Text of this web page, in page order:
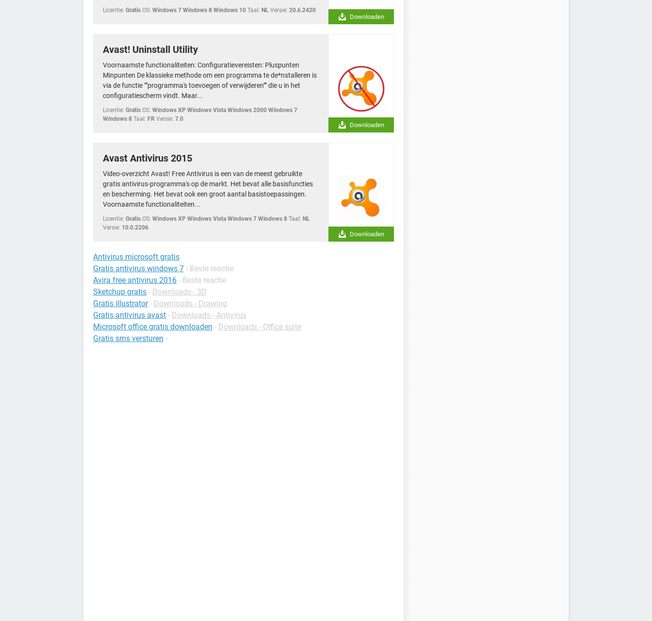
Licentie: Gratis OS: Windows 7 Windows 8 Windows 10 Taal: NL Versie: 20.6.2420
Downloaden
Avast! Uninstall Utility
Voornaamste functionaliteiten: Configuratievereisten: Pluspunten
Minpunten De klassieke methode om een programma te de*nstalleren is
via de functie ""programma's toevoegen of verwijderen"" die u in het
configuratiescherm vindt. Maar...
Licentie: Gratis OS: Windows XP Windows Vista Windows 2000 Windows 7
Windows 8 Taal: FR Versie: 7.0
Downloaden
Avast Antivirus 2015
Video-overzicht Avast! Free Antivirus is een van de meest gebruikte
gratis antivirus-programma's op de markt. Het bevat alle basisfuncties
en bescherming. Het bevat ook een groot aantal basistoepassingen.
Voornaamste functionaliteiten...
Licentie: Gratis OS: Windows XP Windows Vista Windows 7 Windows 8 Taal: NL
Versie: 10.0.2206
Downloaden
Antivirus microsoft gratis
Gratis antivirus windows 7 - Beste reactie
Avira free antivirus 2016 - Beste reactie
Sketchup gratis - Downloads - 3D
Gratis illustrator - Downloads - Drawing
Gratis antivirus avast - Downloads - Antivirus
Microsoft office gratis downloaden - Downloads - Office suite
Gratis sms versturen -